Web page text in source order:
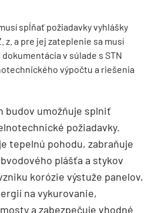
spĺňať požiadavky vyhlášky
z. a pre jej zateplenie sa musí
v súlade s STN
výpočtu a riešenia
budov umožňuje splniť
požiadavky.
tepelnú pohodu, zabraňuje
plášťa a stykov
korózie výstuže panelov,
na vykurovanie,
a zabezpečuje vhodné